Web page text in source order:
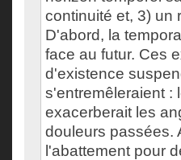
continuité et, 3) un
D'abord, la
face au futur. Ces
d'existence
s'entremêleraient :
exacerberait les
douleurs passées.
l'abattement pour